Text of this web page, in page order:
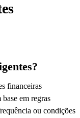
financeiras
em regras
ou condições